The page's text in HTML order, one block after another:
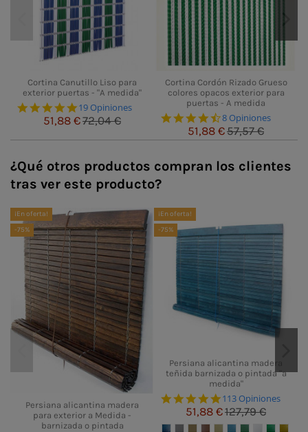
Cortina Canutillo Liso para
exterior puertas - "A medida"
4.8 star rating
19 Opiniones
51,88 €72,04 €
Cortina Cordón Rizado Grueso
colores opacos exterior para
puertas - A medida
4.5 star rating
8 Opiniones
51,88 €57,57 €
¿Qué otros productos compran los clientes
tras ver este producto?
¡En oferta!
-75%
Persiana alicantina madera
para exterior a Medida -
barnizada o pintada
¡En oferta!
-75%
Persiana alicantina madera
teñida barnizada o pintada "a
medida"
4.8 star rating
113 Opiniones
51,88 €127,79 €